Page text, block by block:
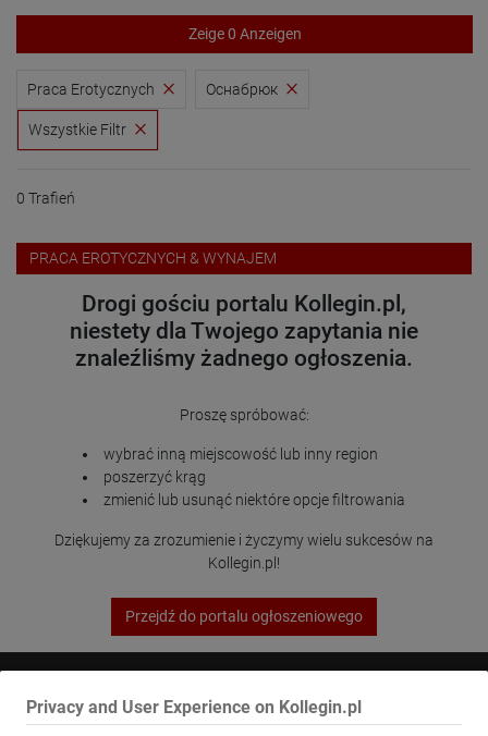
Privacy and User Experience on Kollegin.pl
Zeige 0 Anzeigen
Praca Erotycznych Оснабрюк
Wszystkie Filtr
0 Trafień
PRACA EROTYCZNYCH & WYNAJEM
Drogi gościu portalu Kollegin.pl,
niestety dla Twojego zapytania nie
znaleźliśmy żadnego ogłoszenia.
Proszę spróbować:
wybrać inną miejscowość lub inny region
poszerzyć krąg
zmienić lub usunąć niektóre opcje filtrowania
Dziękujemy za zrozumienie i życzymy wielu sukcesów na
Kollegin.pl!
Przejdź do portalu ogłoszeniowego
Sitemap
Home